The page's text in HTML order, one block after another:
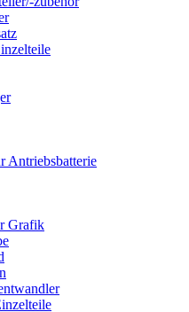
Antriebsbatterie
Grafik